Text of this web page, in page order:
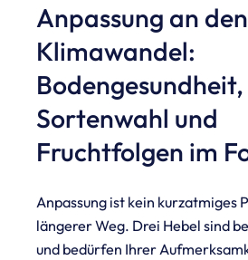
Anpassung an den
Klimawandel:
Bodengesundheit,
Sortenwahl und
Fruchtfolgen im
Anpassung ist kein kurzatmiges
längerer Weg. Drei Hebel sind
und bedürfen Ihrer